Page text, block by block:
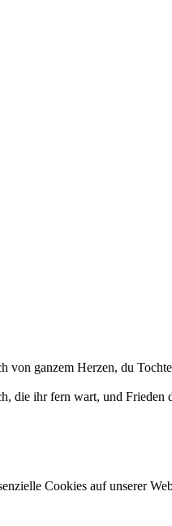
ganzem Herzen, du
die ihr fern wart, und Frieden
Cookies auf unserer